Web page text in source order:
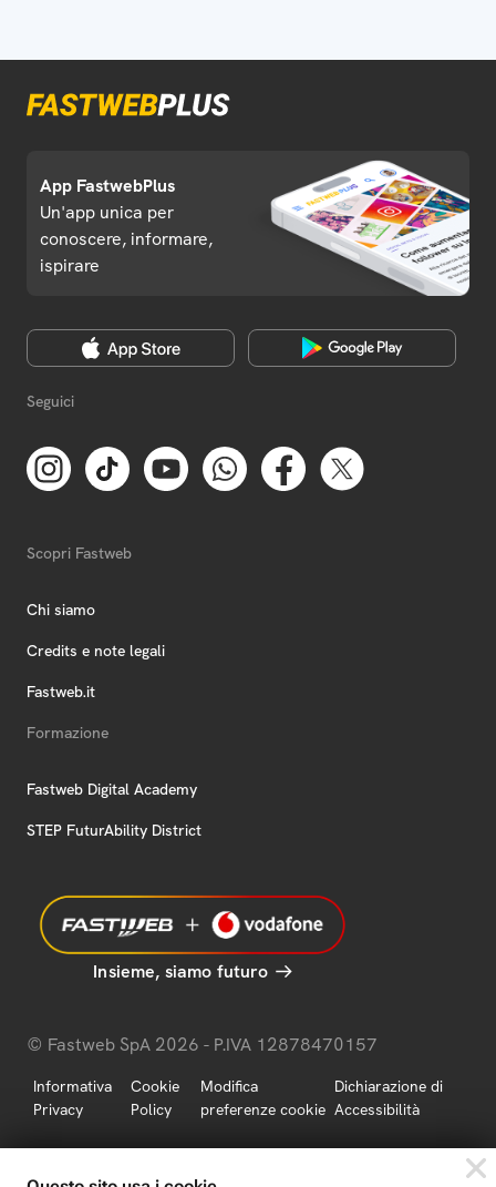
App FastwebPlus
Un'app unica per
conoscere, informare,
ispirare
Seguici
Scopri Fastweb
Chi siamo
Credits e note legali
Fastweb.it
Formazione
Fastweb Digital Academy
STEP FuturAbility District
Insieme, siamo futuro
© Fastweb SpA 2026 - P.IVA 12878470157
Informativa
Privacy
Cookie
Policy
Modifica
preferenze cookie
Dichiarazione di
Accessibilità